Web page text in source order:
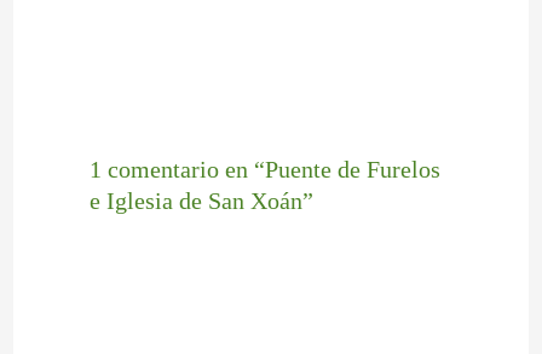
1 comentario en “Puente de Furelos
e Iglesia de San Xoán”